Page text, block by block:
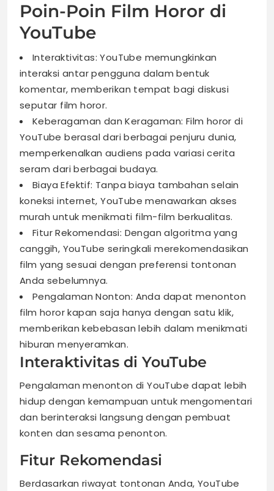
Poin-Poin Film Horor di
YouTube
Interaktivitas: YouTube memungkinkan
interaksi antar pengguna dalam bentuk
komentar, memberikan tempat bagi diskusi
seputar film horor.
Keberagaman dan Keragaman: Film horor di
YouTube berasal dari berbagai penjuru dunia,
memperkenalkan audiens pada variasi cerita
seram dari berbagai budaya.
Biaya Efektif: Tanpa biaya tambahan selain
koneksi internet, YouTube menawarkan akses
murah untuk menikmati film-film berkualitas.
Fitur Rekomendasi: Dengan algoritma yang
canggih, YouTube seringkali merekomendasikan
film yang sesuai dengan preferensi tontonan
Anda sebelumnya.
Pengalaman Nonton: Anda dapat menonton
film horor kapan saja hanya dengan satu klik,
memberikan kebebasan lebih dalam menikmati
hiburan menyeramkan.
Interaktivitas di YouTube
Pengalaman menonton di YouTube dapat lebih
hidup dengan kemampuan untuk mengomentari
dan berinteraksi langsung dengan pembuat
konten dan sesama penonton.
Fitur Rekomendasi
Berdasarkan riwayat tontonan Anda, YouTube